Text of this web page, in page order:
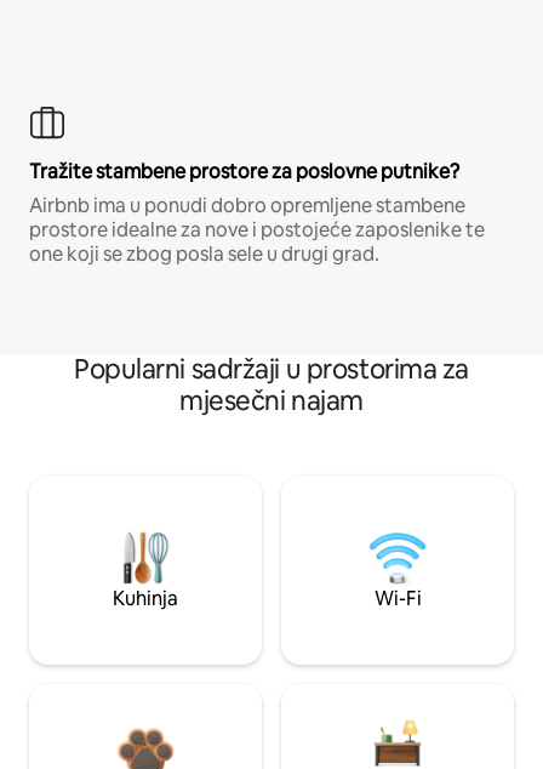
Tražite stambene prostore za poslovne putnike?
Airbnb ima u ponudi dobro opremljene stambene
prostore idealne za nove i postojeće zaposlenike te
one koji se zbog posla sele u drugi grad.
Popularni sadržaji u prostorima za
mjesečni najam
Kuhinja Wi-Fi